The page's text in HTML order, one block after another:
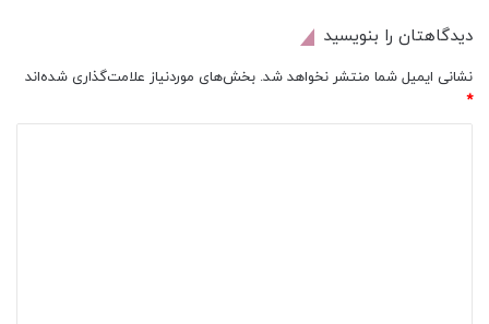
دیدگاهتان را بنویسید
نشانی ایمیل شما منتشر نخواهد شد. بخش‌های موردنیاز علامت‌گذاری شده‌اند
*